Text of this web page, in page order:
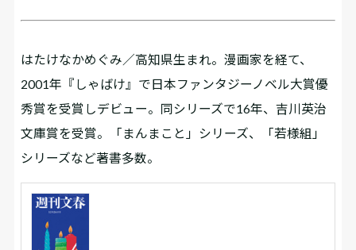
はたけなかめぐみ／高知県生まれ。漫画家を経て、
2001年『しゃばけ』で日本ファンタジーノベル大賞優
秀賞を受賞しデビュー。同シリーズで16年、吉川英治
文庫賞を受賞。「まんまこと」シリーズ、「若様組」
シリーズなど著書多数。